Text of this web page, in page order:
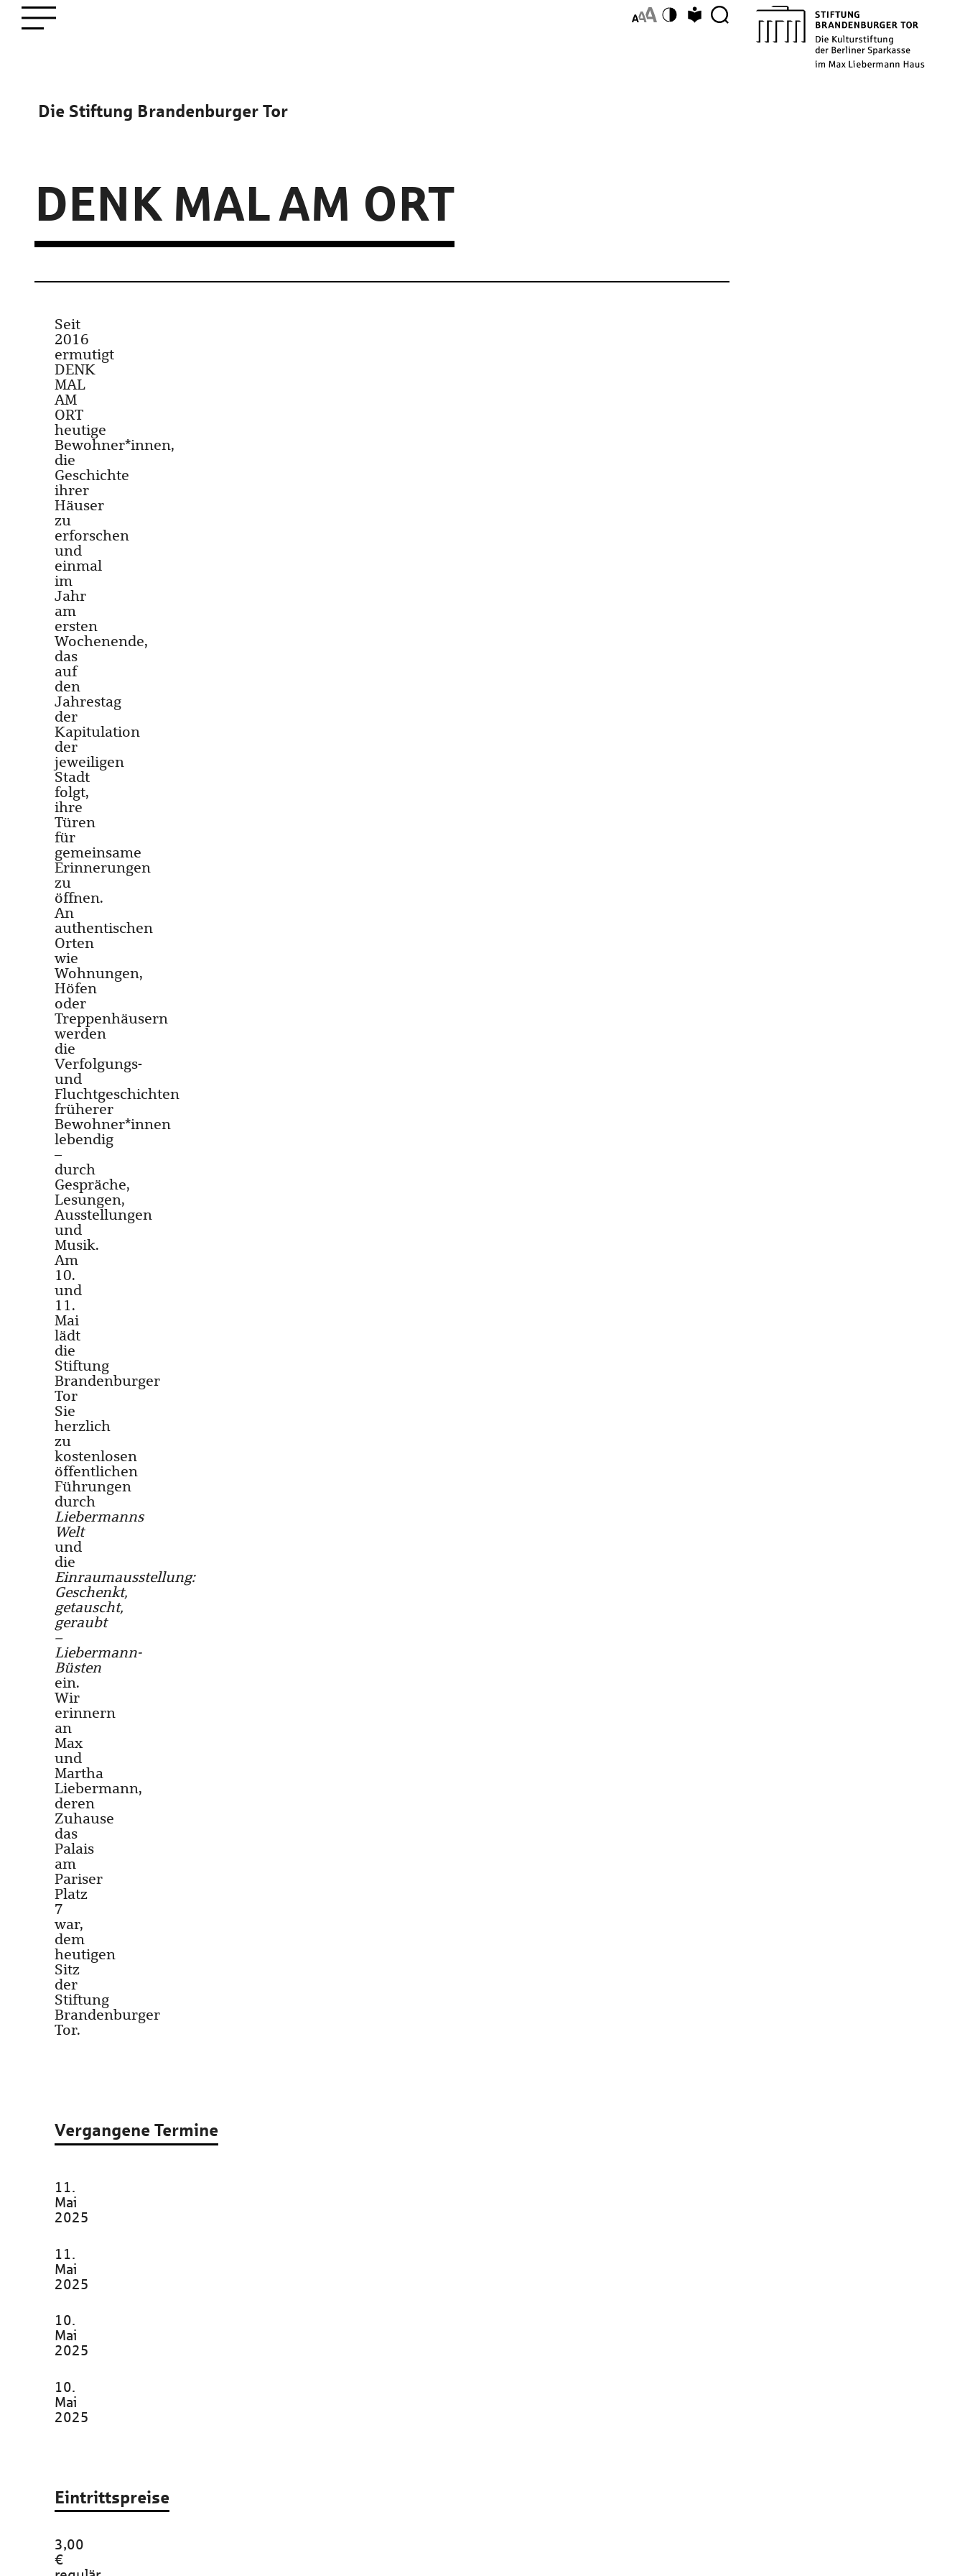
zum
Hauptinhalt
Menü öffnen Farbschema umschalten
Zu Leichter Sprache wechseln
Bildinfo
Die Stiftung Brandenburger Tor
DENK MAL AM ORT
Seit
2016
ermutigt
DENK
MAL
AM
ORT
heutige
Bewohner*innen,
die
Geschichte
ihrer
Häuser
zu
erforschen
und
einmal
im
Jahr
am
ersten
Wochenende,
das
auf
den
Jahrestag
der
Kapitulation
der
jeweiligen
Stadt
folgt,
ihre
Türen
für
gemeinsame
Erinnerungen
zu
öffnen.
An
authentischen
Orten
wie
Wohnungen,
Höfen
oder
Treppenhäusern
werden
die
Verfolgungs-
und
Fluchtgeschichten
früherer
Bewohner*innen
lebendig
–
durch
Gespräche,
Lesungen,
Ausstellungen
und
Musik.
Am
10.
und
11.
Mai
lädt
die
Stiftung
Brandenburger
Tor
Sie
herzlich
zu
kostenlosen
öffentlichen
Führungen
durch
Liebermanns
Welt
und
die
Einraumausstellung:
Geschenkt,
getauscht,
geraubt
–
Liebermann-
Büsten
ein.
Wir
erinnern
an
Max
und
Martha
Liebermann,
deren
Zuhause
das
Palais
am
Pariser
Platz
7
war,
dem
heutigen
Sitz
der
Stiftung
Brandenburger
Tor.
Vergangene Termine
11.
Mai
2025
11.
Mai
2025
10.
Mai
2025
10.
Mai
2025
Eintrittspreise
3,00
€